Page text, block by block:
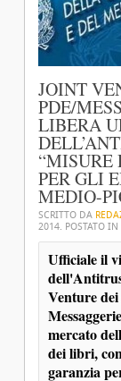
JOINT
PDE/
LIBERA
PER GLI
MEDIO-
SCRITTO DA
2014. POSTATO IN
Ufficiale il
Venture
mercato
dei libri,
garanzia